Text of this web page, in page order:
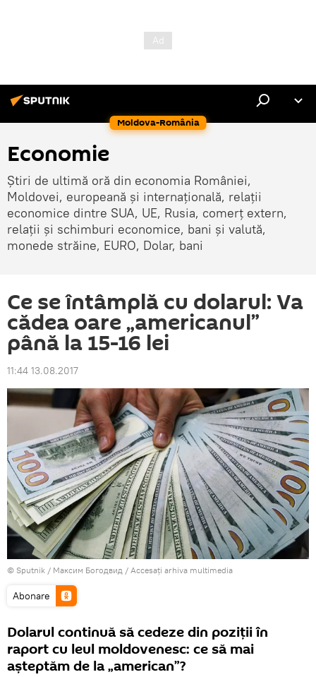
Moldova-România
Economie
Știri de ultimă oră din economia României,
Moldovei, europeană și internațională, relații
economice dintre SUA, UE, Rusia, comerț extern,
relații și schimburi economice, bani și valută,
monede străine, EURO, Dolar, bani
Ce se întâmplă cu dolarul: Va
cădea oare „americanul”
până la 15-16 lei
11:44 13.08.2017
© Sputnik / Максим Богодвид / Accesați arhiva multimedia
Abonare
Dolarul continuă să cedeze din poziții în
raport cu leul moldovenesc: ce să mai
așteptăm de la „american”?